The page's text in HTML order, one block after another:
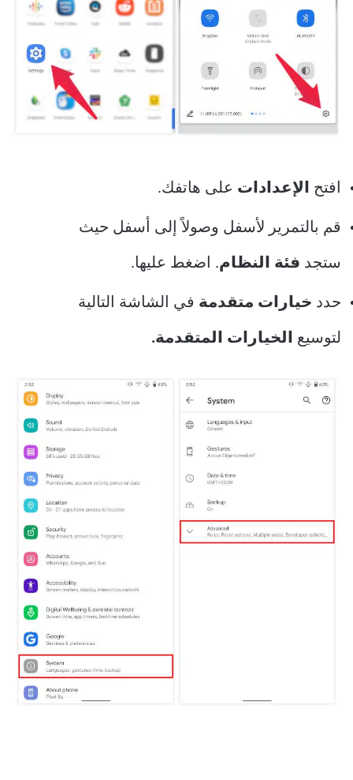
افتح الإعدادات على هاتفك.
قم بالتمرير لأسفل وصولاً إلى أسفل حيث
ستجد فئة النظام. اضغط عليها.
حدد خيارات متقدمة في الشاشة التالية
لتوسيع الخيارات المتقدمة.